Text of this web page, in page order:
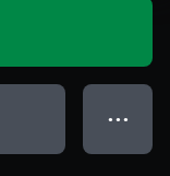
● ● ●